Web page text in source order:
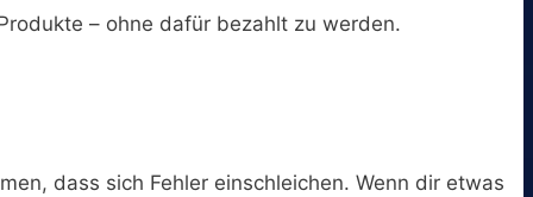
– ohne dafür bezahlt zu werden.
dass sich Fehler einschleichen. Wenn dir etwas